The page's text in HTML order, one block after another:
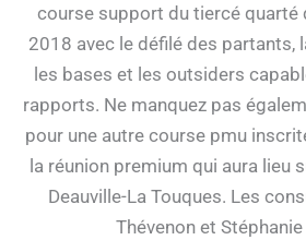
course support du tiercé quarté
2018 avec le défilé des partants,
les bases et les outsiders
rapports. Ne manquez pas
pour une autre course pmu
la réunion premium qui aura lieu
Deauville-La Touques. Les
Thévenon et